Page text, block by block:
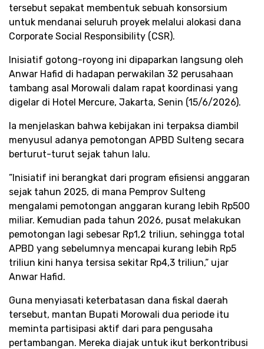
tersebut sepakat membentuk sebuah konsorsium
untuk mendanai seluruh proyek melalui alokasi dana
Corporate Social Responsibility (CSR).​
​Inisiatif gotong-royong ini dipaparkan langsung oleh
Anwar Hafid di hadapan perwakilan 32 perusahaan
tambang asal Morowali dalam rapat koordinasi yang
digelar di Hotel Mercure, Jakarta, Senin (15/6/2026).
Ia menjelaskan bahwa kebijakan ini terpaksa diambil
menyusul adanya pemotongan APBD Sulteng secara
berturut-turut sejak tahun lalu.​
​”Inisiatif ini berangkat dari program efisiensi anggaran
sejak tahun 2025, di mana Pemprov Sulteng
mengalami pemotongan anggaran kurang lebih Rp500
miliar. Kemudian pada tahun 2026, pusat melakukan
pemotongan lagi sebesar Rp1,2 triliun, sehingga total
APBD yang sebelumnya mencapai kurang lebih Rp5
triliun kini hanya tersisa sekitar Rp4,3 triliun,” ujar
Anwar Hafid.​
​Guna menyiasati keterbatasan dana fiskal daerah
tersebut, mantan Bupati Morowali dua periode itu
meminta partisipasi aktif dari para pengusaha
pertambangan. Mereka diajak untuk ikut berkontribusi